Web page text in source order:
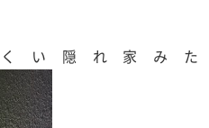
い隠れ家みた